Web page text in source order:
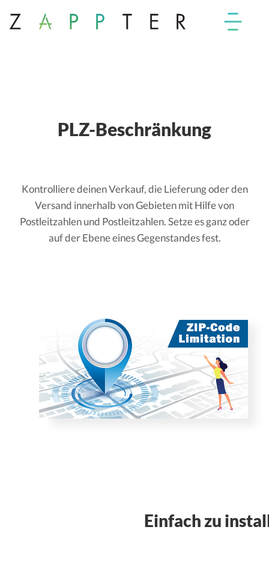
PLZ-Beschränkung
Kontrolliere deinen Verkauf, die Lieferung oder den
Versand innerhalb von Gebieten mit Hilfe von
Postleitzahlen und Postleitzahlen. Setze es ganz oder
auf der Ebene eines Gegenstandes fest.
Einfach zu